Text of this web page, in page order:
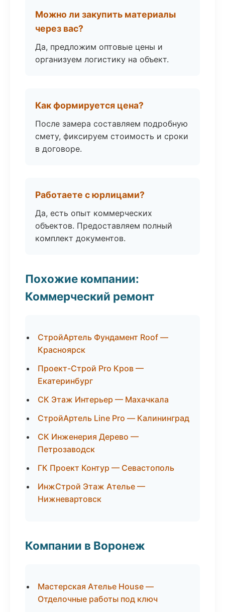
Можно ли закупить материалы
через вас?
Да, предложим оптовые цены и
организуем логистику на объект.
Как формируется цена?
После замера составляем подробную
смету, фиксируем стоимость и сроки
в договоре.
Работаете с юрлицами?
Да, есть опыт коммерческих
объектов. Предоставляем полный
комплект документов.
Похожие компании:
Коммерческий ремонт
СтройАртель Фундамент Roof —
Красноярск
Проект-Строй Pro Кров —
Екатеринбург
СК Этаж Интерьер — Махачкала
СтройАртель Line Pro — Калининград
СК Инженерия Дерево —
Петрозаводск
ГК Проект Контур — Севастополь
ИнжСтрой Этаж Ателье —
Нижневартовск
Компании в Воронеж
Мастерская Ателье House —
Отделочные работы под ключ